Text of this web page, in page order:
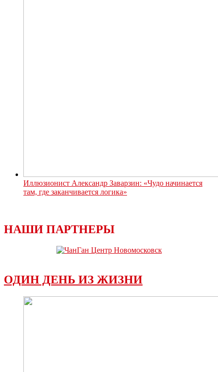
Иллюзионист Александр Заварзин: «Чудо начинается
там, где заканчивается логика»
НАШИ ПАРТНЕРЫ
ОДИН ДЕНЬ ИЗ ЖИЗНИ